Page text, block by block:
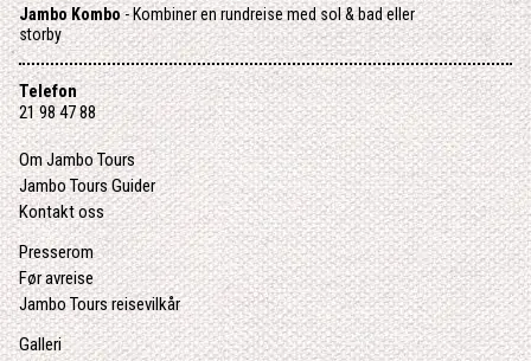
Jambo Kombo- Kombiner en rundreise med sol & bad eller
storby
Telefon
21 98 47 88
Om Jambo Tours
Jambo Tours Guider
Kontakt oss
Presserom
Før avreise
Jambo Tours reisevilkår
Galleri